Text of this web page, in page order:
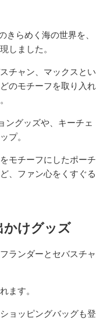
らめく海の世界を、
しました。
チャン、マックスとい
のモチーフを取り入れ
ングッズや、キーチェ
プ。
モチーフにしたポーチ
、ファン心をくすぐる
かけグッズ
ランダーとセバスチャ
ます。
ョッピングバッグも登